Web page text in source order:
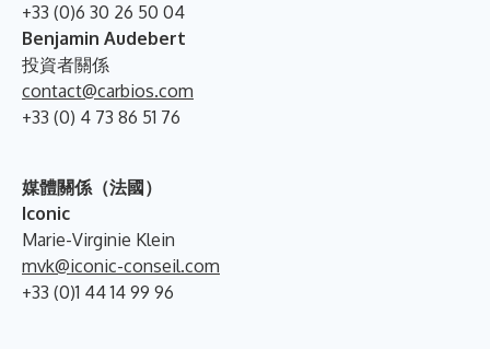
+33 (0)6 30 26 50 04
Benjamin Audebert
投資者關係
contact@carbios.com
+33 (0) 4 73 86 51 76
媒體關係（法國）
Iconic
Marie-Virginie Klein
mvk@iconic-conseil.com
+33 (0)1 44 14 99 96